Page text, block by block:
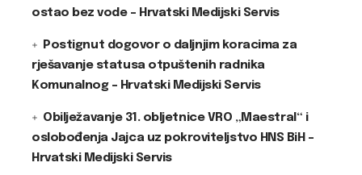
ostao bez vode – Hrvatski Medijski Servis
Postignut dogovor o daljnjim koracima za
rješavanje statusa otpuštenih radnika
Komunalnog – Hrvatski Medijski Servis
Obilježavanje 31. obljetnice VRO „Maestral“ i
oslobođenja Jajca uz pokroviteljstvo HNS BiH –
Hrvatski Medijski Servis